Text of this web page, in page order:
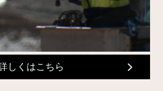
しくはこちら